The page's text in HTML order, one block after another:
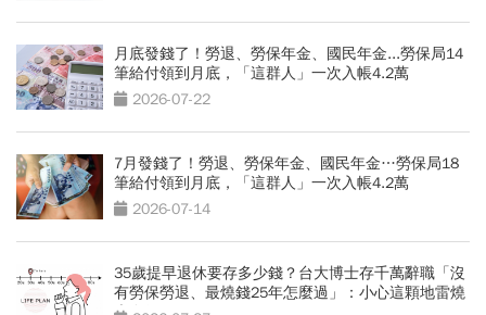
月底發錢了！勞退、勞保年金、國民年金...勞保局14
筆給付領到月底，「這群人」一次入帳4.2萬
2026-07-22
7月發錢了！勞退、勞保年金、國民年金…勞保局18
筆給付領到月底，「這群人」一次入帳4.2萬
2026-07-14
35歲提早退休要存多少錢？台大博士存千萬辭職「沒
有勞保勞退、最燒錢25年怎麼過」：小心這顆地雷燒